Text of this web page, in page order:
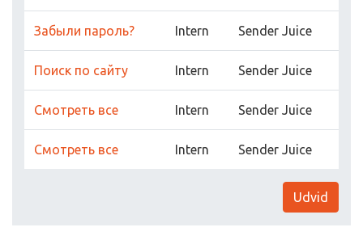
Забыли пароль? Intern Sender Juice
Поиск по сайту Intern Sender Juice
Cмотреть все Intern Sender Juice
Cмотреть все Intern Sender Juice
Udvid